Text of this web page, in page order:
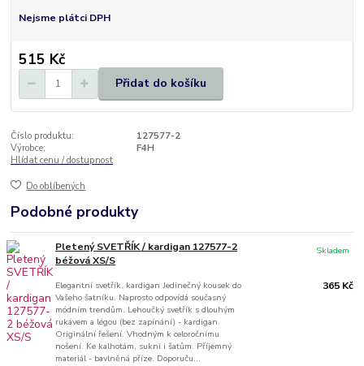
Nejsme plátci DPH
515 Kč
Přidat do košíku
Číslo produktu:
127577-2
Výrobce:
F4H
Hlídat cenu / dostupnost
Do oblíbených
Podobné produkty
Pletený SVETŘÍK / kardigan 127577-2
béžová XS/S
Elegantní svetřík, kardigan Jedinečný kousek do
Vašeho šatníku. Naprosto odpovídá současný
módním trendům. Lehoučký svetřík s dlouhým
rukávem a légou (bez zapínání) - kardigan.
Originální řešení. Vhodným k celoročnímu
nošení. Ke kalhotám, sukni i šatům. Příjemný
materiál - bavlněná příze. Doporuču...
365 Kč
Skladem